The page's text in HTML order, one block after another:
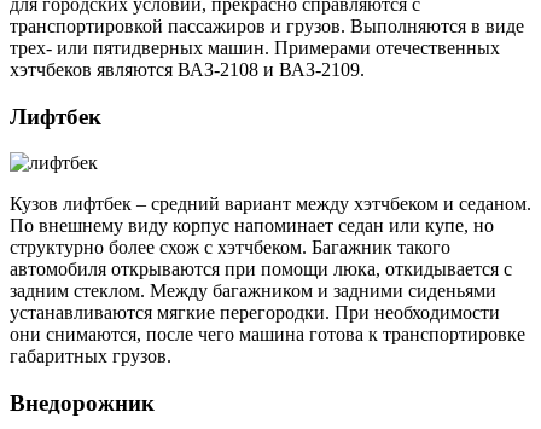
для городских условий, прекрасно справляются с
транспортировкой пассажиров и грузов. Выполняются в виде
трех- или пятидверных машин. Примерами отечественных
хэтчбеков являются ВАЗ-2108 и ВАЗ-2109.
Лифтбек
Кузов лифтбек – средний вариант между хэтчбеком и седаном.
По внешнему виду корпус напоминает седан или купе, но
структурно более схож с хэтчбеком. Багажник такого
автомобиля открываются при помощи люка, откидывается с
задним стеклом. Между багажником и задними сиденьями
устанавливаются мягкие перегородки. При необходимости
они снимаются, после чего машина готова к транспортировке
габаритных грузов.
Внедорожник